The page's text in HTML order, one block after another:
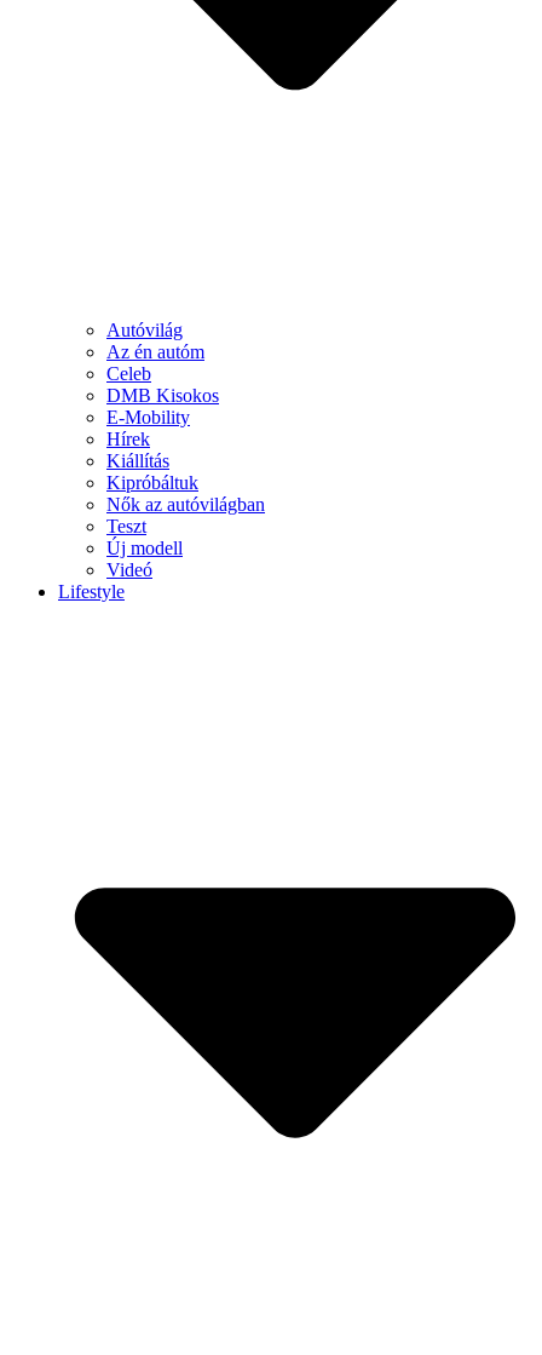
Autóvilág
Az én autóm
Celeb
DMB Kisokos
E-Mobility
Hírek
Kiállítás
Kipróbáltuk
Nők az autóvilágban
Teszt
Új modell
Videó
Lifestyle